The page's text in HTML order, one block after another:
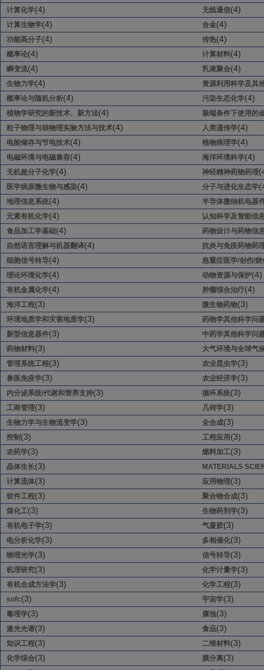
计算化学(4) 无线通信(4)
计算生物学(4) 合金(4)
功能高分子(4) 传热(4)
概率论(4) 计算材料(4)
瞬变流(4) 乳液聚合(4)
生物力学(4)
资源利用科学及其
概率论与随机分析(4) 污染生态化学(4)
植物学研究的新技术、新方法(4)
极端条件下使用的
粒子物理与核物理实验方法与技术(4) 人类遗传学(4)
电能储存与节电技术(4) 植物病理学(4)
电磁环境与电磁兼容(4) 海洋环境科学(4)
无机超分子化学(4) 神经精神药物药理
医学病原微生物与感染(4) 分子与进化生态学
地理信息系统(4)
半导体微纳机电器
元素有机化学(4)
认知科学及智能信
食品加工学基础(4)
药物设计与药物信
自然语言理解与机器翻译(4)
抗炎与免疫药物药
细胞信号转导(4)
急重症医学/创伤/烧
理论环境化学(4) 动物资源与保护(4)
有机金属化学(4) 肿瘤综合治疗(4)
海洋工程(3) 微生物药物(3)
环境地质学和灾害地质学(3)
药物学其他科学问
新型信息器件(3)
中药学其他科学问
药物材料(3)
大气环境与全球气
管理系统工程(3) 农业昆虫学(3)
兽医免疫学(3) 农业经济学(3)
内分泌系统/代谢和营养支持(3) 循环系统(3)
工商管理(3) 几何学(3)
生物力学与生物流变学(3) 全合成(3)
控制 (3) 工程应用 (3)
农药学(3) 燃料加工(3)
晶体生长(3)
MATERIALS
计算流体(3) 应用物理(3)
软件工程(3) 聚合物合成(3)
煤化工(3) 生物药剂学(3)
有机电子学(3) 气凝胶(3)
电分析化学(3) 多相催化(3)
物理光学(3) 信号转导(3)
机理研究(3) 化学计量学(3)
有机合成方法学(3) 化学工程(3)
sofc(3) 宇宙学(3)
毒理学(3) 腐蚀(3)
激光光谱(3) 食品(3)
知识工程(3) 二维材料(3)
化学综合(3) 膜分离(3)